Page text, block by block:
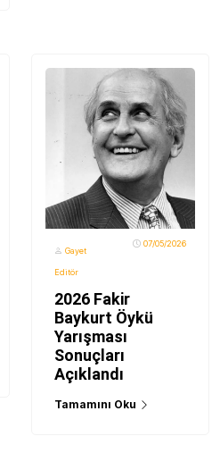
Gayet
Editör
07/05/2026
2026 Fakir
Baykurt Öykü
Yarışması
Sonuçları
Açıklandı
Tamamını Oku